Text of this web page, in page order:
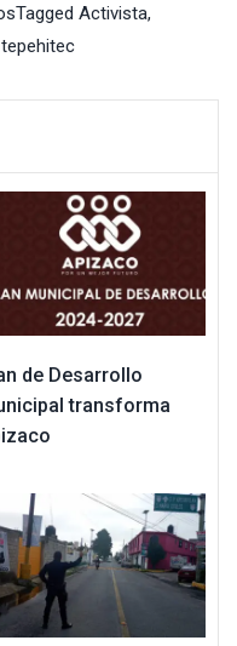
Tagged Activista,
tepehitec
de Desarrollo
transforma